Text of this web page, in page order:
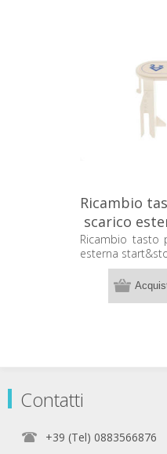
Ricambio
scarico
Grohe
Ricambio tasto
esterna
Contatti
+39 (Tel) 0883566876